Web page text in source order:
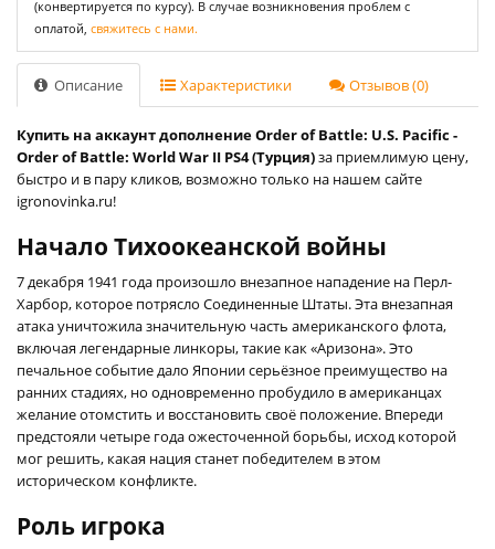
(конвертируется по курсу). В случае возникновения проблем с
оплатой, свяжитесь с нами.
Описание Характеристики Отзывов (0)
Купить на аккаунт дополнение Order of Battle: U.S. Pacific -
Order of Battle: World War II PS4 (Турция)за приемлимую цену,
быстро и в пару кликов, возможно только на нашем сайте
igronovinka.ru!
Начало Тихоокеанской войны
7 декабря 1941 года произошло внезапное нападение на Перл-
Харбор, которое потрясло Соединенные Штаты. Эта внезапная
атака уничтожила значительную часть американского флота,
включая легендарные линкоры, такие как «Аризона». Это
печальное событие дало Японии серьёзное преимущество на
ранних стадиях, но одновременно пробудило в американцах
желание отомстить и восстановить своё положение. Впереди
предстояли четыре года ожесточенной борьбы, исход которой
мог решить, какая нация станет победителем в этом
историческом конфликте.
Роль игрока